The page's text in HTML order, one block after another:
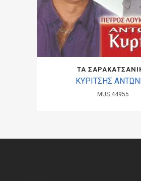
ΤΑ
ΚΥΡΙΤΣΗΣ
MUS.44955